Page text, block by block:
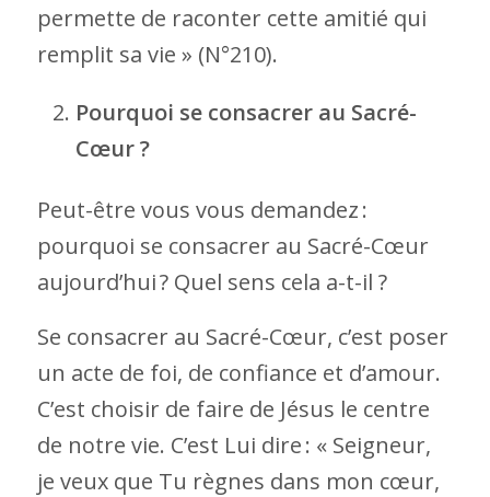
permette de raconter cette amitié qui
remplit sa vie » (N°210).
Pourquoi se consacrer au Sacré-
Cœur ?
Peut-être vous vous demandez :
pourquoi se consacrer au Sacré-Cœur
aujourd’hui ? Quel sens cela a-t-il ?
Se consacrer au Sacré-Cœur, c’est poser
un acte de foi, de confiance et d’amour.
C’est choisir de faire de Jésus le centre
de notre vie. C’est Lui dire : « Seigneur,
je veux que Tu règnes dans mon cœur,